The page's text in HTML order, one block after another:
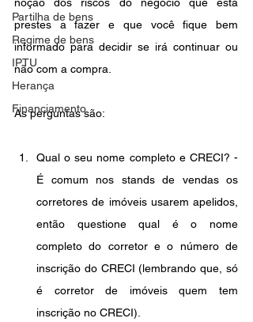
Partilha de bens
Regime de bens
IPTU
Herança
Financiamento
prestes a fazer e que você fique bem
informado para decidir se irá continuar ou
não com a compra.
As perguntas são:
Qual o seu nome completo e CRECI? -
É comum nos stands de vendas os
corretores de imóveis usarem apelidos,
então questione qual é o nome
completo do corretor e o número de
inscrição do CRECI (lembrando que, só
é corretor de imóveis quem tem
inscrição no CRECI).